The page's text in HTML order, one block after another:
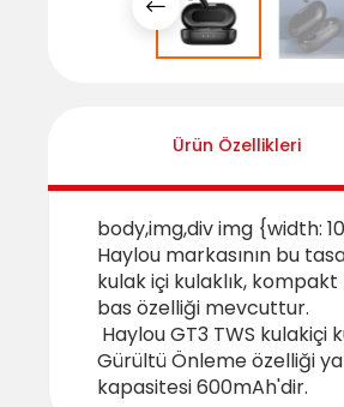
Ürün Özellikleri
body,img,div img {width:
Haylou markasının bu
kulak içi kulaklık,
bas özelliği mevcuttur.
Haylou GT3 TWS
Gürültü Önleme özelliği
kapasitesi 600mAh'dir.